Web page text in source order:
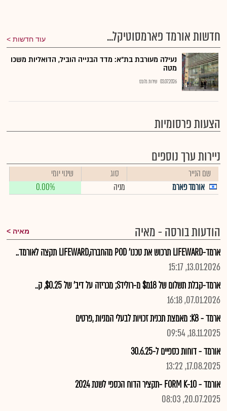
חדשות אורמד פארמסוטיקל... עוד חדשות
נעילה מעורבת בת"א: מדד הבנייה הוביל, הדואליות משכו
מטה
03.07.2026 שירות גלובס
הצעות פרסומיות
ניירות ערך נוספים
שם הנייר סוג
שינוי יומי
אורמד פארמ
מניה 0.00%
הודעות בורסה - מאיה מאיה
ארמד-LIFEWARD תרכוש את טכנו' POD מהחברה,LIFEWARD תקצה לאורמד..
13.01.2026, 15:17
ארמד-קבלת תשלום של 18מ$ מ-רולידS; מכריזה על דיב' של $0.25, ק..
07.01.2026, 16:18
ארמד - K8: מאמצת תכנית זכויות לבעלי המניות ,פרטים
18.11.2025, 09:54
אורמד - דוחות כספיים ל-30.6.25
17.08.2025, 13:22
אורמד - FORM K-10 -תקציר הדוח הכספי לשנת 2024
20.07.2025, 08:03